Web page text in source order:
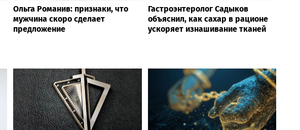
Ольга Романив: признаки, что
мужчина скоро сделает
предложение
Гастроэнтеролог Садыков
объяснил, как сахар в рационе
ускоряет изнашивание тканей